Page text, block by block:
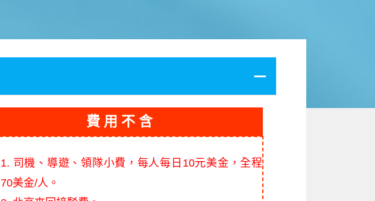
費 用 不 含
1. 司機、導遊、領隊小費，每人每日10元美金，全程
70美金/人。